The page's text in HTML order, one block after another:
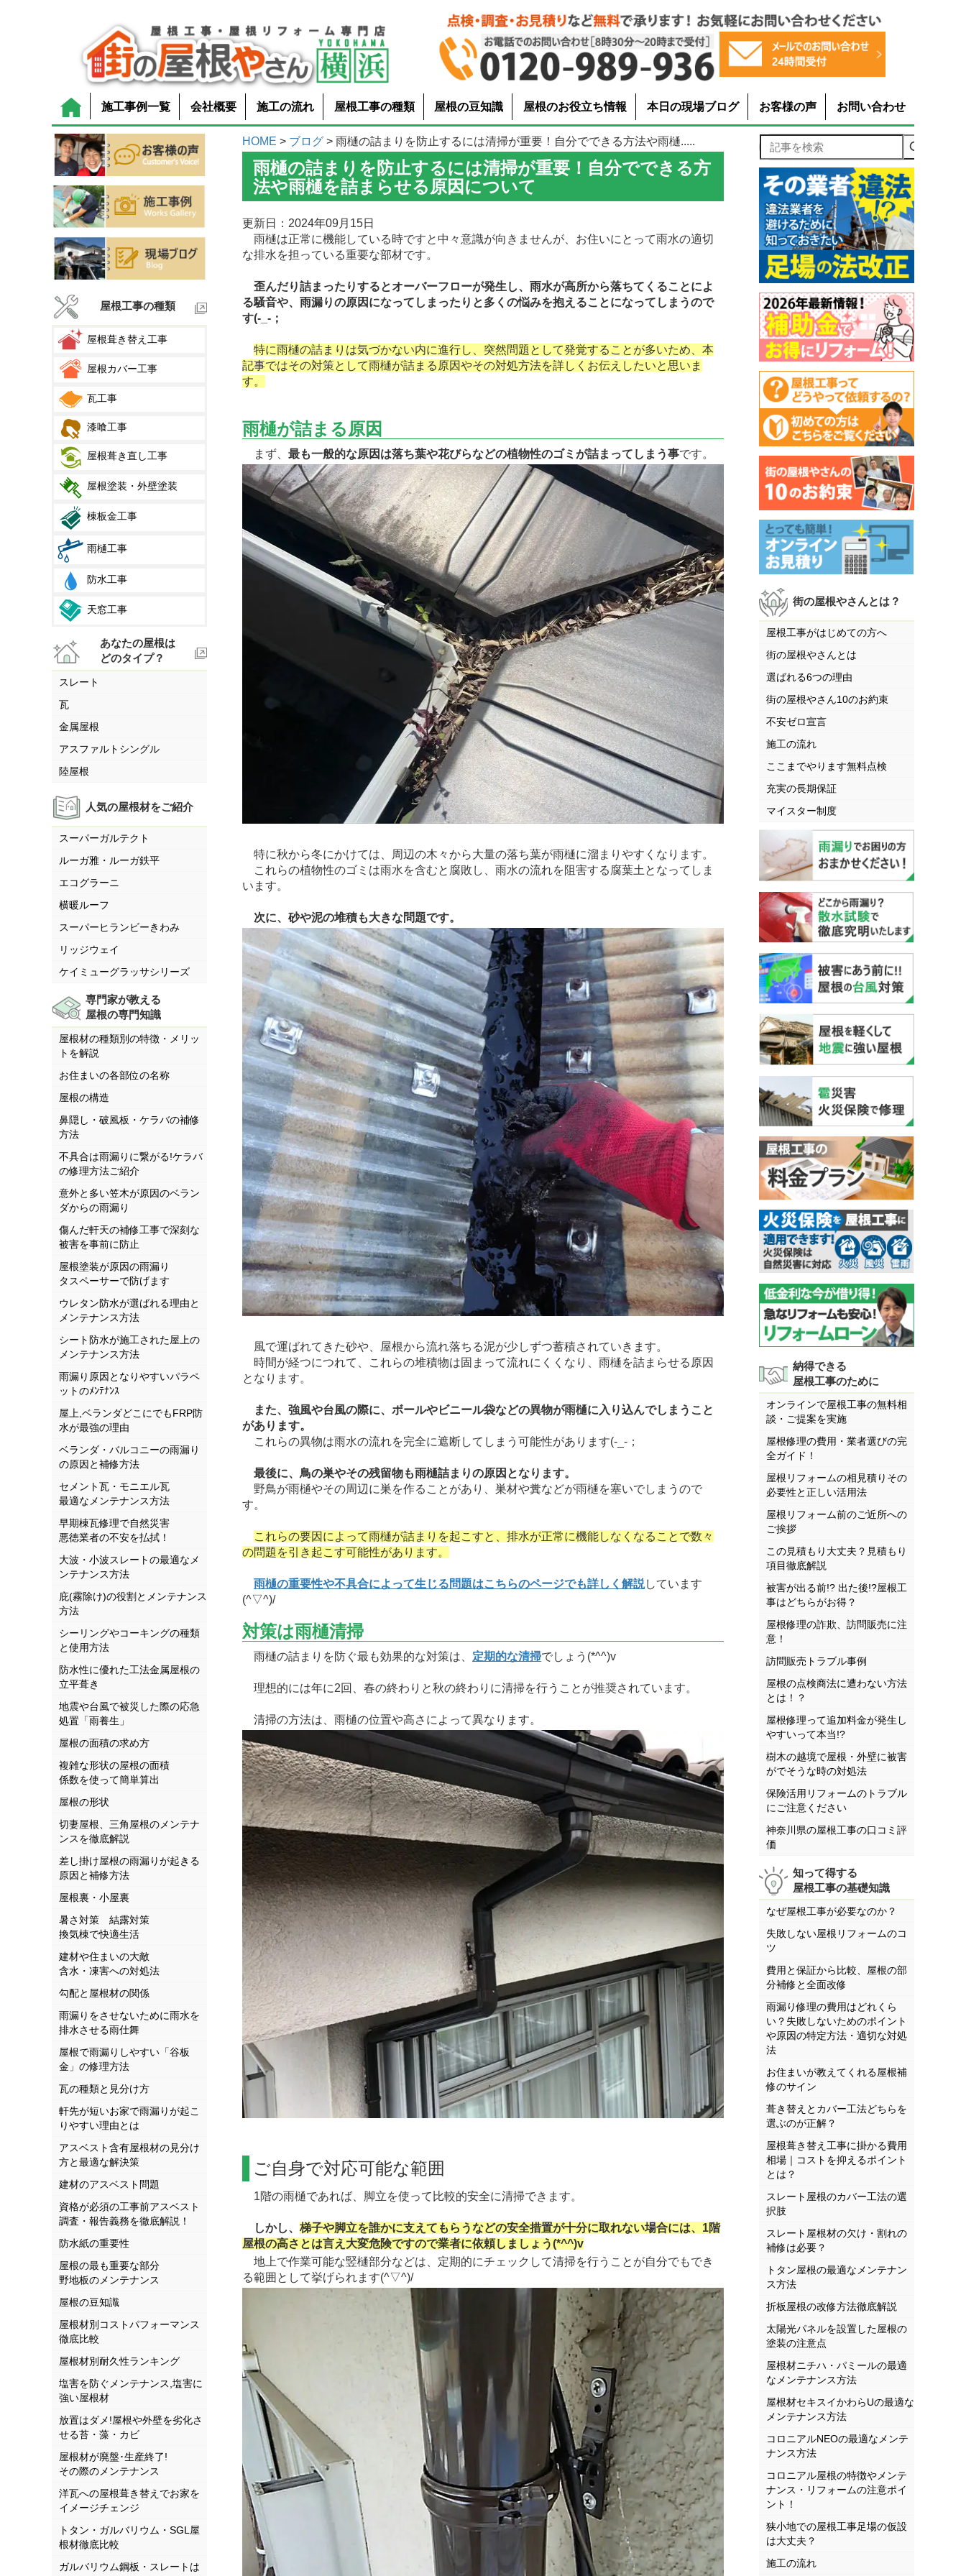
施工事例一覧 会社概要 施工の流れ 屋根工事の種類 屋根の豆知識 屋根のお役立ち情報 本日の現場ブログ お客様の声 お問い合わせ
屋根工事の種類
屋根葺き替え工事
屋根カバー工事
瓦工事
漆喰工事
屋根葺き直し工事
屋根塗装・外壁塗装
棟板金工事
雨樋工事
防水工事
天窓工事
あなたの屋根は
どのタイプ？
スレート
瓦
金属屋根
アスファルトシングル
陸屋根
人気の屋根材をご紹介
スーパーガルテクト
ルーガ雅・ルーガ鉄平
エコグラーニ
横暖ルーフ
スーパーヒランビーきわみ
リッジウェイ
ケイミューグラッサシリーズ
専門家が教える
屋根の専門知識
屋根材の種類別の特徴・メリッ
トを解説
お住まいの各部位の名称
屋根の構造
鼻隠し・破風板・ケラバの補修
方法
不具合は雨漏りに繋がる!ケラバ
の修理方法ご紹介
意外と多い笠木が原因のベラン
ダからの雨漏り
傷んだ軒天の補修工事で深刻な
被害を事前に防止
屋根塗装が原因の雨漏り
タスペーサーで防げます
ウレタン防水が選ばれる理由と
メンテナンス方法
シート防水が施工された屋上の
メンテナンス方法
雨漏り原因となりやすいパラペ
ットのﾒﾝﾃﾅﾝｽ
屋上,ベランダどこにでもFRP防
水が最強の理由
ベランダ・バルコニーの雨漏り
の原因と補修方法
セメント瓦・モニエル瓦
最適なメンテナンス方法
早期棟瓦修理で自然災害
悪徳業者の不安を払拭！
大波・小波スレートの最適なメ
ンテナンス方法
庇(霧除け)の役割とメンテナンス
方法
シーリングやコーキングの種類
と使用方法
防水性に優れた工法金属屋根の
立平葺き
地震や台風で被災した際の応急
処置「雨養生」
屋根の面積の求め方
複雑な形状の屋根の面積
係数を使って簡単算出
屋根の形状
切妻屋根、三角屋根のメンテナ
ンスを徹底解説
差し掛け屋根の雨漏りが起きる
原因と補修方法
屋根裏・小屋裏
暑さ対策 結露対策
換気棟で快適生活
建材や住まいの大敵
含水・凍害への対処法
勾配と屋根材の関係
雨漏りをさせないために雨水を
排水させる雨仕舞
屋根で雨漏りしやすい「谷板
金」の修理方法
瓦の種類と見分け方
軒先が短いお家で雨漏りが起こ
りやすい理由とは
アスベスト含有屋根材の見分け
方と最適な解決策
建材のアスベスト問題
資格が必須の工事前アスベスト
調査・報告義務を徹底解説！
防水紙の重要性
屋根の最も重要な部分
野地板のメンテナンス
屋根の豆知識
屋根材別コストパフォーマンス
徹底比較
屋根材別耐久性ランキング
塩害を防ぐメンテナンス,塩害に
強い屋根材
放置はダメ!屋根や外壁を劣化さ
せる苔・藻・カビ
屋根材が廃盤･生産終了!
その際のメンテナンス
洋瓦への屋根葺き替えでお家を
イメージチェンジ
トタン・ガルバリウム・SGL屋
根材徹底比較
ガルバリウム鋼板・スレートは
HOME > ブログ > 雨樋の詰まりを防止するには清掃が重要！自分でできる方法や雨樋.....
雨樋の詰まりを防止するには清掃が重要！自分でできる方
法や雨樋を詰まらせる原因について
更新日：2024年09月15日
雨樋は正常に機能している時ですと中々意識が向きませんが、お住いにとって雨水の適切
な排水を担っている重要な部材です。
歪んだり詰まったりするとオーバーフローが発生し、雨水が高所から落ちてくることによ
る騒音や、雨漏りの原因になってしまったりと多くの悩みを抱えることになってしまうので
す(-_-；
特に雨樋の詰まりは気づかない内に進行し、突然問題として発覚することが多いため、本
記事ではその対策として雨樋が詰まる原因やその対処方法を詳しくお伝えしたいと思いま
す。
雨樋が詰まる原因
まず、最も一般的な原因は落ち葉や花びらなどの植物性のゴミが詰まってしまう事です。
特に秋から冬にかけては、周辺の木々から大量の落ち葉が雨樋に溜まりやすくなります。
これらの植物性のゴミは雨水を含むと腐敗し、雨水の流れを阻害する腐葉土となってしま
います。
次に、砂や泥の堆積も大きな問題です。
風で運ばれてきた砂や、屋根から流れ落ちる泥が少しずつ蓄積されていきます。
時間が経つにつれて、これらの堆積物は固まって流れにくくなり、雨樋を詰まらせる原因
となります。
また、強風や台風の際に、ボールやビニール袋などの異物が雨樋に入り込んでしまうこと
があります。
これらの異物は雨水の流れを完全に遮断してしまう可能性があります(-_-；
最後に、鳥の巣やその残留物も雨樋詰まりの原因となります。
野鳥が雨樋やその周辺に巣を作ることがあり、巣材や糞などが雨樋を塞いでしまうので
す。
これらの要因によって雨樋が詰まりを起こすと、排水が正常に機能しなくなることで数々
の問題を引き起こす可能性があります。
雨樋の重要性や不具合によって生じる問題はこちらのページでも詳しく解説しています
(^▽^)/
対策は雨樋清掃
雨樋の詰まりを防ぐ最も効果的な対策は、 定期的な清掃でしょう(*^^)v
理想的には年に2回、春の終わりと秋の終わりに清掃を行うことが推奨されています。
清掃の方法は、雨樋の位置や高さによって異なります。
ご自身で対応可能な範囲
1階の雨樋であれば、脚立を使って比較的安全に清掃できます。
しかし、梯子や脚立を誰かに支えてもらうなどの安全措置が十分に取れない場合には、1階
屋根の高さとは言え大変危険ですので業者に依頼しましょう(*^^)v
地上で作業可能な竪樋部分などは、定期的にチェックして清掃を行うことが自分でもでき
る範囲として挙げられます(^▽^)/
記事を検索
街の屋根やさんとは？
屋根工事がはじめての方へ
街の屋根やさんとは
選ばれる6つの理由
街の屋根やさん10のお約束
不安ゼロ宣言
施工の流れ
ここまでやります無料点検
充実の長期保証
マイスター制度
納得できる
屋根工事のために
オンラインで屋根工事の無料相
談・ご提案を実施
屋根修理の費用・業者選びの完
全ガイド！
屋根リフォームの相見積りその
必要性と正しい活用法
屋根リフォーム前のご近所への
ご挨拶
この見積もり大丈夫？見積もり
項目徹底解説
被害が出る前!? 出た後!?屋根工
事はどちらがお得？
屋根修理の詐欺、訪問販売に注
意！
訪問販売トラブル事例
屋根の点検商法に遭わない方法
とは！？
屋根修理って追加料金が発生し
やすいって本当!?
樹木の越境で屋根・外壁に被害
がでそうな時の対処法
保険活用リフォームのトラブル
にご注意ください
神奈川県の屋根工事の口コミ評
価
知って得する
屋根工事の基礎知識
なぜ屋根工事が必要なのか？
失敗しない屋根リフォームのコ
ツ
費用と保証から比較、屋根の部
分補修と全面改修
雨漏り修理の費用はどれくら
い？失敗しないためのポイント
や原因の特定方法・適切な対処
法
お住まいが教えてくれる屋根補
修のサイン
葺き替えとカバー工法どちらを
選ぶのが正解？
屋根葺き替え工事に掛かる費用
相場｜コストを抑えるポイント
とは？
スレート屋根のカバー工法の選
択肢
スレート屋根材の欠け・割れの
補修は必要？
トタン屋根の最適なメンテナン
ス方法
折板屋根の改修方法徹底解説
太陽光パネルを設置した屋根の
塗装の注意点
屋根材ニチハ・パミールの最適
なメンテナンス方法
屋根材セキスイかわらUの最適な
メンテナンス方法
コロニアルNEOの最適なメンテ
ナンス方法
コロニアル屋根の特徴やメンテ
ナンス・リフォームの注意ポイ
ント！
狭小地での屋根工事足場の仮設
は大丈夫？
施工の流れ